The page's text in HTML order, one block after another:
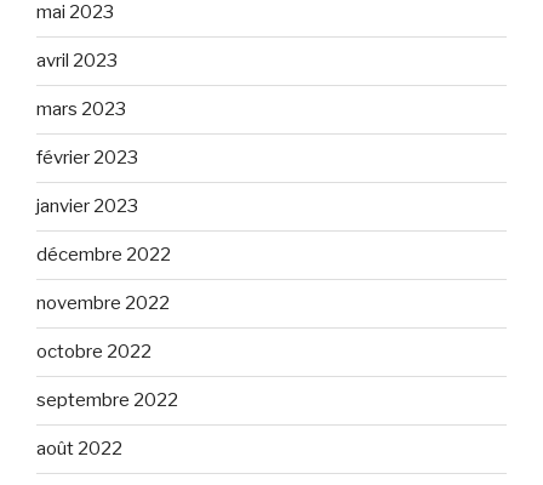
mai 2023
avril 2023
mars 2023
février 2023
janvier 2023
décembre 2022
novembre 2022
octobre 2022
septembre 2022
août 2022